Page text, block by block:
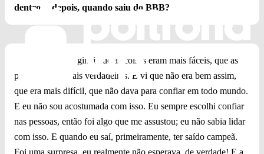
dentro e, depois, quando saiu do BBB?
Lá dentro eu imaginei que as coisas eram mais fáceis, que as
pessoas eram mais verdadeiras. E vi que não era bem assim,
que era mais difícil, que não dava para confiar em todo mundo.
E eu não sou acostumada com isso. Eu sempre escolhi confiar
nas pessoas, então foi algo que me assustou; eu não sabia lidar
com isso. E quando eu saí, primeiramente, ter saído campeã.